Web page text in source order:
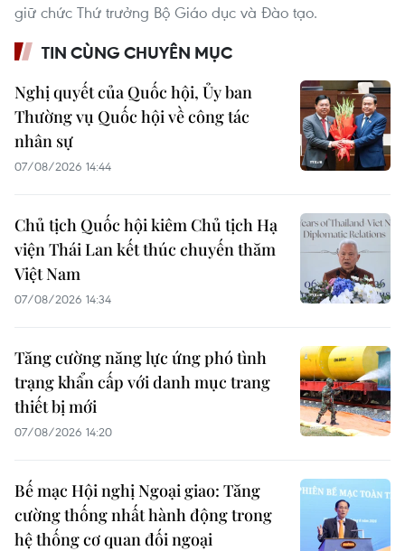
giữ chức Thứ trưởng Bộ Giáo dục và Đào tạo.
TIN CÙNG CHUYÊN MỤC
Nghị quyết của Quốc hội, Ủy ban
Thường vụ Quốc hội về công tác
nhân sự
07/08/2026 14:44
Chủ tịch Quốc hội kiêm Chủ tịch Hạ
viện Thái Lan kết thúc chuyến thăm
Việt Nam
07/08/2026 14:34
Tăng cường năng lực ứng phó tình
trạng khẩn cấp với danh mục trang
thiết bị mới
07/08/2026 14:20
Bế mạc Hội nghị Ngoại giao: Tăng
cường thống nhất hành động trong
hệ thống cơ quan đối ngoại